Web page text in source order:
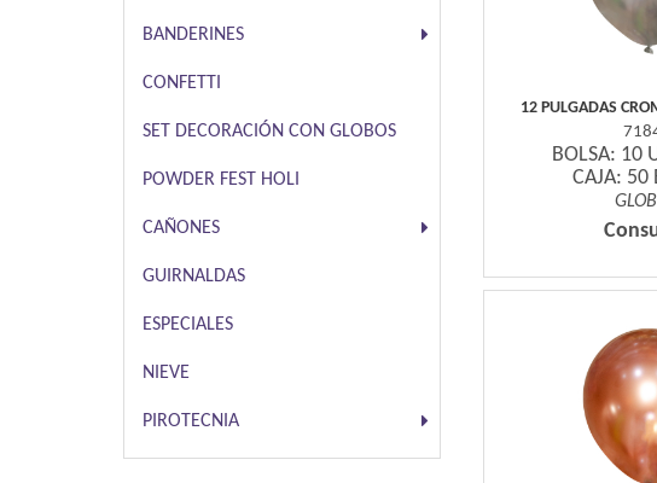
BANDERINES
CONFETTI
SET DECORACIÓN CON GLOBOS
POWDER FEST HOLI
CAÑONES
GUIRNALDAS
ESPECIALES
NIEVE
PIROTECNIA
12 PULGADAS
BOLSA: 10
CAJA: 50